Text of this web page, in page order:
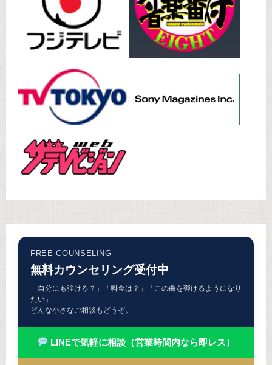
FREE COUNSELING
無料カウンセリング受付中
「自分にも弾ける？」「料金は？」「この曲を弾けるようになり
たい」
どんな小さなご相談もどうぞ。
LINEで気軽に相談（営業時間内なら即レス）